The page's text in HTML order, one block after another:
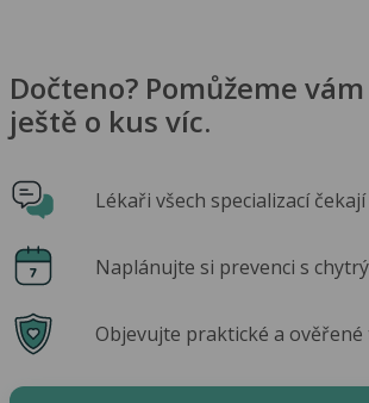
Dočteno? Pomůžeme vám
ještě o kus víc.
Lékaři všech specializací
Naplánujte si prevenci s
Objevujte praktické a